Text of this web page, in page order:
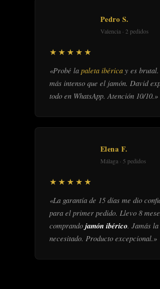
Pedro S.
Valencia · 2 pedidos
★★★★★
«Probé la paleta ibérica y es
más intenso que el jamón. David
todo en WhatsApp. Atención 10/10.»
Elena F.
Málaga · 5 pedidos
★★★★★
«La garantía de 15 días me dio
para el primer pedido. Llevo 8
comprando jamón ibérico. Jamás la
necesitado. Producto excepcional.»